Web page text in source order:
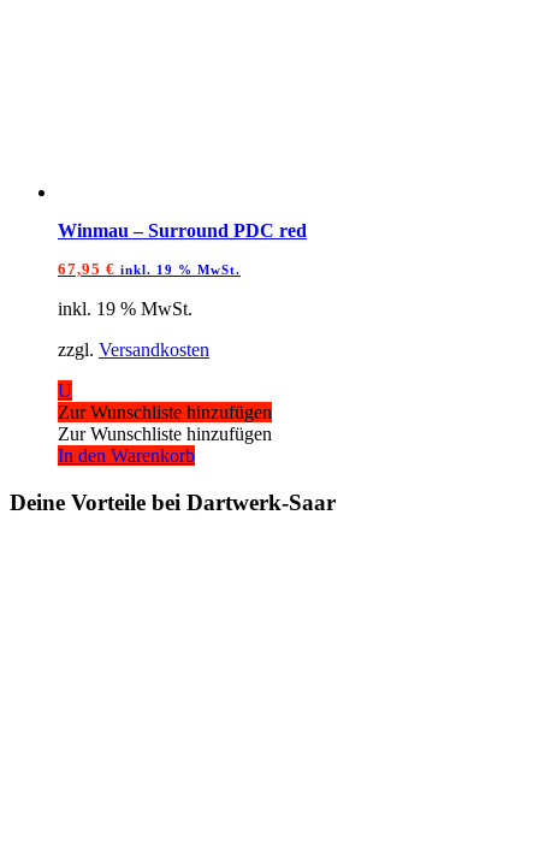
Winmau – Surround PDC red
67,95 € inkl. 19 % MwSt.
inkl. 19 % MwSt.
zzgl. Versandkosten
U
Zur Wunschliste hinzufügen
Zur Wunschliste hinzufügen
In den Warenkorb
Deine Vorteile bei Dartwerk-Saar